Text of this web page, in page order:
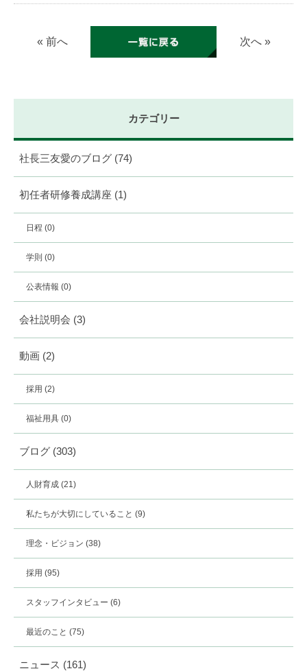
« 前へ 次へ »
カテゴリー
社長三友愛のブログ (74)
初任者研修養成講座 (1)
日程 (0)
学則 (0)
公表情報 (0)
会社説明会 (3)
動画 (2)
採用 (2)
福祉用具 (0)
ブログ (303)
人財育成 (21)
私たちが大切にしていること (9)
理念・ビジョン (38)
採用 (95)
スタッフインタビュー (6)
最近のこと (75)
ニュース (161)